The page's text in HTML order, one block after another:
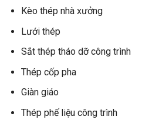
Kèo thép nhà xưởng
Lưới thép
Sắt thép tháo dỡ công trình
Thép cốp pha
Giàn giáo
Thép phế liệu công trình